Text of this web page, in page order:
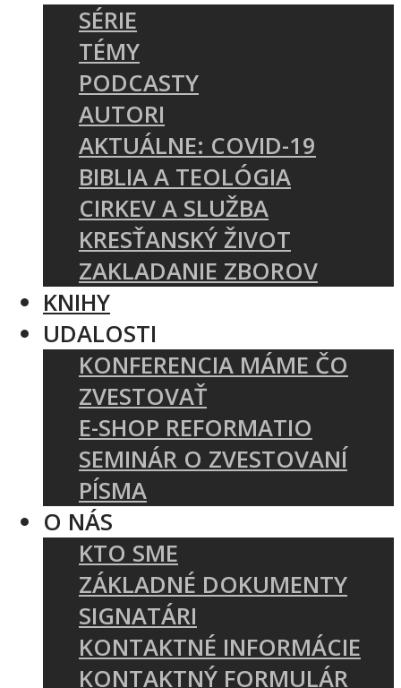
SÉRIE
TÉMY
PODCASTY
AUTORI
AKTUÁLNE: COVID-19
BIBLIA A TEOLÓGIA
CIRKEV A SLUŽBA
KRESŤANSKÝ ŽIVOT
ZAKLADANIE ZBOROV
KNIHY
UDALOSTI
KONFERENCIA MÁME ČO
ZVESTOVAŤ
E-SHOP REFORMATIO
SEMINÁR O ZVESTOVANÍ
PÍSMA
O NÁS
KTO SME
ZÁKLADNÉ DOKUMENTY
SIGNATÁRI
KONTAKTNÉ INFORMÁCIE
KONTAKTNÝ FORMULÁR